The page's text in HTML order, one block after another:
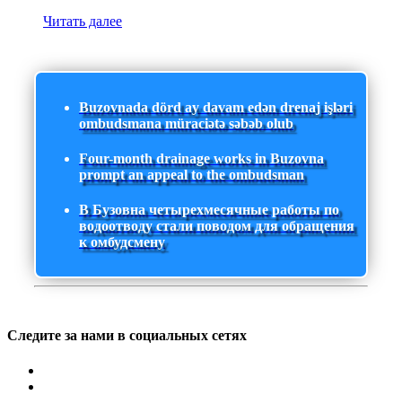
Читать далее
Buzovnada dörd ay davam edən drenaj işləri
ombudsmana müraciətə səbəb olub
Four-month drainage works in Buzovna
prompt an appeal to the ombudsman
В Бузовна четырехмесячные работы по
водоотводу стали поводом для обращения
к омбудсмену
Следите за нами в социальных сетях